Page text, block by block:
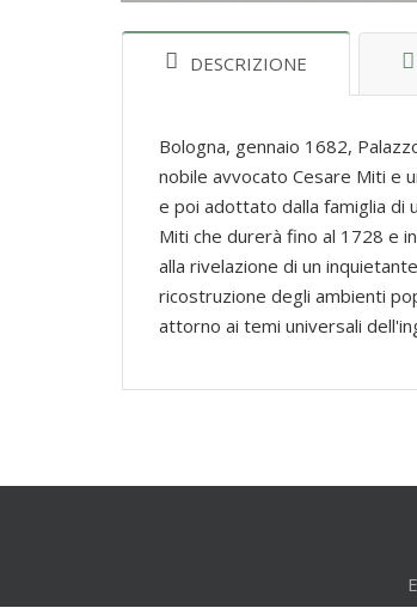
DESCRIZIONE
Bologna, gennaio 1682,
nobile avvocato Cesare Miti e
e poi adottato dalla famiglia di
Miti che durerà fino al 1728 e
alla rivelazione di un
ricostruzione degli ambienti
attorno ai temi universali